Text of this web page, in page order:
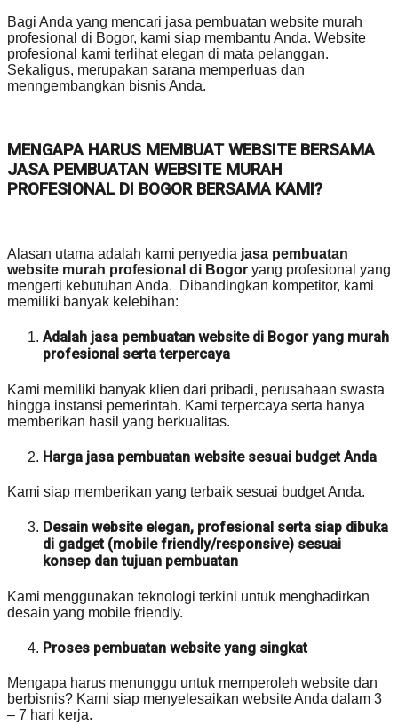
Bagi Anda yang mencari jasa pembuatan website murah
profesional di Bogor, kami siap membantu Anda. Website
profesional kami terlihat elegan di mata pelanggan.
Sekaligus, merupakan sarana memperluas dan
menngembangkan bisnis Anda.
MENGAPA HARUS MEMBUAT WEBSITE BERSAMA
JASA PEMBUATAN WEBSITE MURAH
PROFESIONAL DI BOGOR BERSAMA KAMI?
Alasan utama adalah kami penyedia jasa pembuatan
website murah profesional di Bogor yang profesional yang
mengerti kebutuhan Anda. Dibandingkan kompetitor, kami
memiliki banyak kelebihan:
Adalah jasa pembuatan website di Bogor yang murah
profesional serta terpercaya
Kami memiliki banyak klien dari pribadi, perusahaan swasta
hingga instansi pemerintah. Kami terpercaya serta hanya
memberikan hasil yang berkualitas.
Harga jasa pembuatan website sesuai budget Anda
Kami siap memberikan yang terbaik sesuai budget Anda.
Desain website elegan, profesional serta siap dibuka
di gadget (mobile friendly/responsive) sesuai
konsep dan tujuan pembuatan
Kami menggunakan teknologi terkini untuk menghadirkan
desain yang mobile friendly.
Proses pembuatan website yang singkat
Mengapa harus menunggu untuk memperoleh website dan
berbisnis? Kami siap menyelesaikan website Anda dalam 3
– 7 hari kerja.